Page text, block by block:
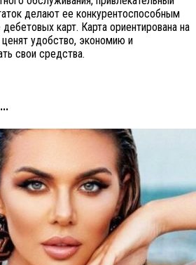
делают ее конкурентоспособным
карт. Карта ориентирована на
удобство, экономию и
свои средства.